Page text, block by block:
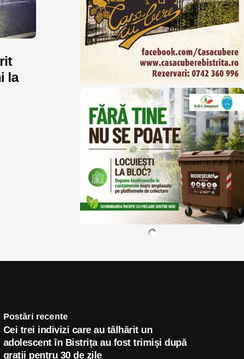
la
Postări recente
Cei trei indivizi care au tâlhărit un
adolescent în Bistrița au fost trimiși după
gratii pentru 30 de zile